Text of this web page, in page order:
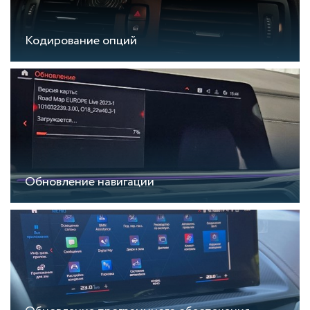
Кодирование опций
Обновление навигации